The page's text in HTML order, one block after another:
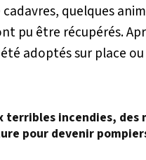
cadavres, quelques
pu être récupérés.
adoptés sur place
terribles incendies, des
pour devenir